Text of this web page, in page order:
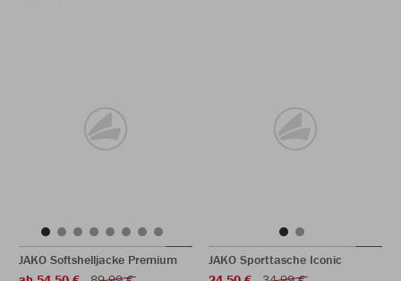
JAKO Softshelljacke Premium
JAKO Sporttasche Iconic